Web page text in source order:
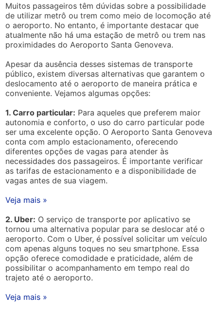
Muitos passageiros têm dúvidas sobre a possibilidade
de utilizar metrô ou trem como meio de locomoção até
o aeroporto. No entanto, é importante destacar que
atualmente não há uma estação de metrô ou trem nas
proximidades do Aeroporto Santa Genoveva.
Apesar da ausência desses sistemas de transporte
público, existem diversas alternativas que garantem o
deslocamento até o aeroporto de maneira prática e
conveniente. Vejamos algumas opções:
1. Carro particular: Para aqueles que preferem maior
autonomia e conforto, o uso do carro particular pode
ser uma excelente opção. O Aeroporto Santa Genoveva
conta com amplo estacionamento, oferecendo
diferentes opções de vagas para atender às
necessidades dos passageiros. É importante verificar
as tarifas de estacionamento e a disponibilidade de
vagas antes de sua viagem.
Veja mais »
2. Uber: O serviço de transporte por aplicativo se
tornou uma alternativa popular para se deslocar até o
aeroporto. Com o Uber, é possível solicitar um veículo
com apenas alguns toques no seu smartphone. Essa
opção oferece comodidade e praticidade, além de
possibilitar o acompanhamento em tempo real do
trajeto até o aeroporto.
Veja mais »